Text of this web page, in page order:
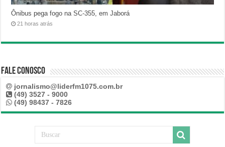
Ônibus pega fogo na SC-355, em Jaborá
21 horas atrás
Fale Conosco
jornalismo@liderfm1075.com.br
(49) 3527 - 9000
(49) 98437 - 7826